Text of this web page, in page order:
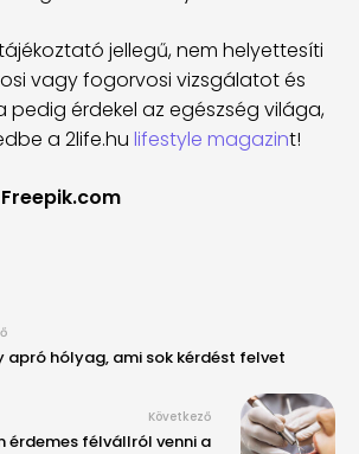
jellegű, nem helyettesíti
vagy fogorvosi vizsgálatot és
pedig érdekel az egészség világa,
a 2life.hu lifestyle magazint!
apró hólyag, ami sok kérdést felvet
Következő
érdemes félvállról venni a